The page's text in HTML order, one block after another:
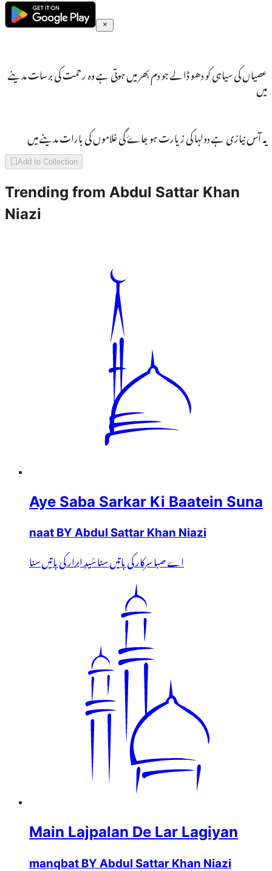
عصیاں کی سیاہی کو دھو ڈالے جو دم بھر میں ہوتی ہے وہ رحمت کی برسات مدینے
میں
یہ آس نیازی ہے دولہا کی زیارت ہو جاۓ گی غلاموں کی بارات مدینے میں
Add to Collection
Trending from Abdul Sattar Khan
Niazi
Aye Saba Sarkar Ki Baatein Suna
naat BY Abdul Sattar Khan Niazi
اے صبا سرکار کی باتیں سنا سّیدِ ابرار کی باتیں سنا
Main Lajpalan De Lar Lagiyan
manqbat BY Abdul Sattar Khan Niazi